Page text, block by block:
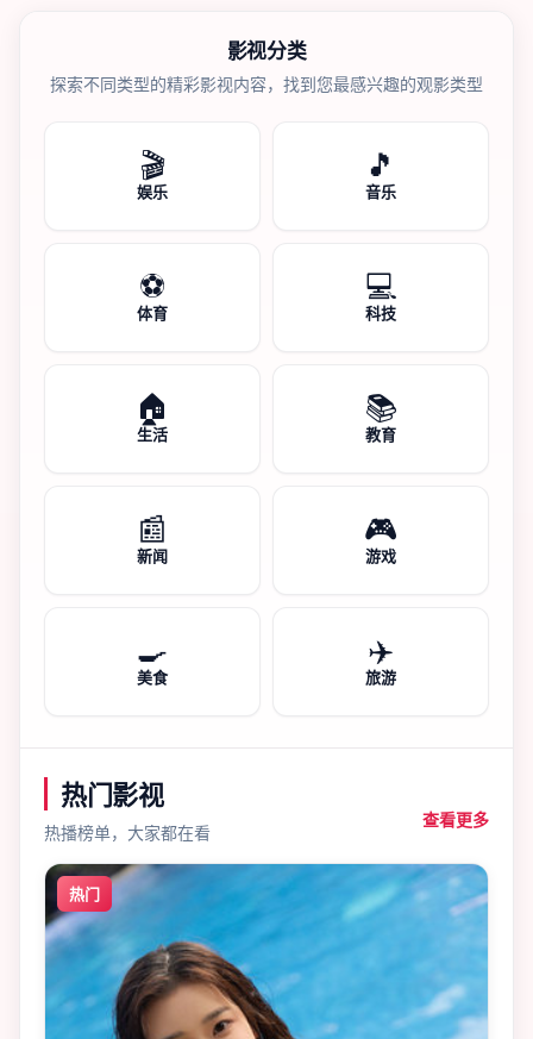
影视分类
探索不同类型的精彩影视内容，找到您最感兴趣的观影类型
🎬
娱乐
🎵
音乐
⚽
体育
💻
科技
🏠
生活
📚
教育
📰
新闻
🎮
游戏
🍳
美食
✈️
旅游
热门影视
热播榜单，大家都在看
查看更多
热门